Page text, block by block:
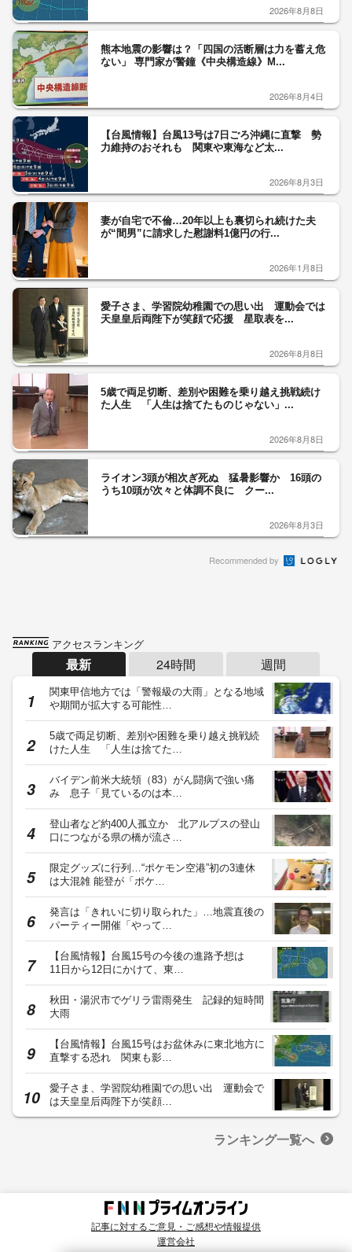
2026年8月8日
熊本地震の影響は？「四国の活断層は力を蓄え危
ない」 専門家が警鐘《中央構造線》M...
2026年8月4日
【台風情報】台風13号は7日ごろ沖縄に直撃 勢
力維持のおそれも 関東や東海など太...
2026年8月3日
妻が自宅で不倫…20年以上も裏切られ続けた夫
が“間男”に請求した慰謝料1億円の行...
2026年1月8日
愛子さま、学習院幼稚園での思い出 運動会では
天皇皇后両陛下が笑顔で応援 星取表を...
2026年8月8日
5歳で両足切断、差別や困難を乗り越え挑戦続け
た人生 「人生は捨てたものじゃない」...
2026年8月8日
ライオン3頭が相次ぎ死ぬ 猛暑影響か 16頭の
うち10頭が次々と体調不良に クー...
2026年8月3日
Recommended by
アクセスランキング
最新 24時間 週間
関東甲信地方では「警報級の大雨」となる地域
や期間が拡大する可能性…
5歳で両足切断、差別や困難を乗り越え挑戦続
けた人生 「人生は捨てた…
バイデン前米大統領（83）がん闘病で強い痛
み 息子「見ているのは本…
登山者など約400人孤立か 北アルプスの登山
口につながる県の橋が流さ…
限定グッズに行列…“ポケモン空港”初の3連休
は大混雑 能登が「ポケ…
発言は「きれいに切り取られた」…地震直後の
パーティー開催「やって…
【台風情報】台風15号の今後の進路予想は
11日から12日にかけて、東…
秋田・湯沢市でゲリラ雷雨発生 記録的短時間
大雨
【台風情報】台風15号はお盆休みに東北地方に
直撃する恐れ 関東も影…
愛子さま、学習院幼稚園での思い出 運動会で
は天皇皇后両陛下が笑顔…
ランキング一覧へ
記事に対するご意見・ご感想や情報提供
運営会社